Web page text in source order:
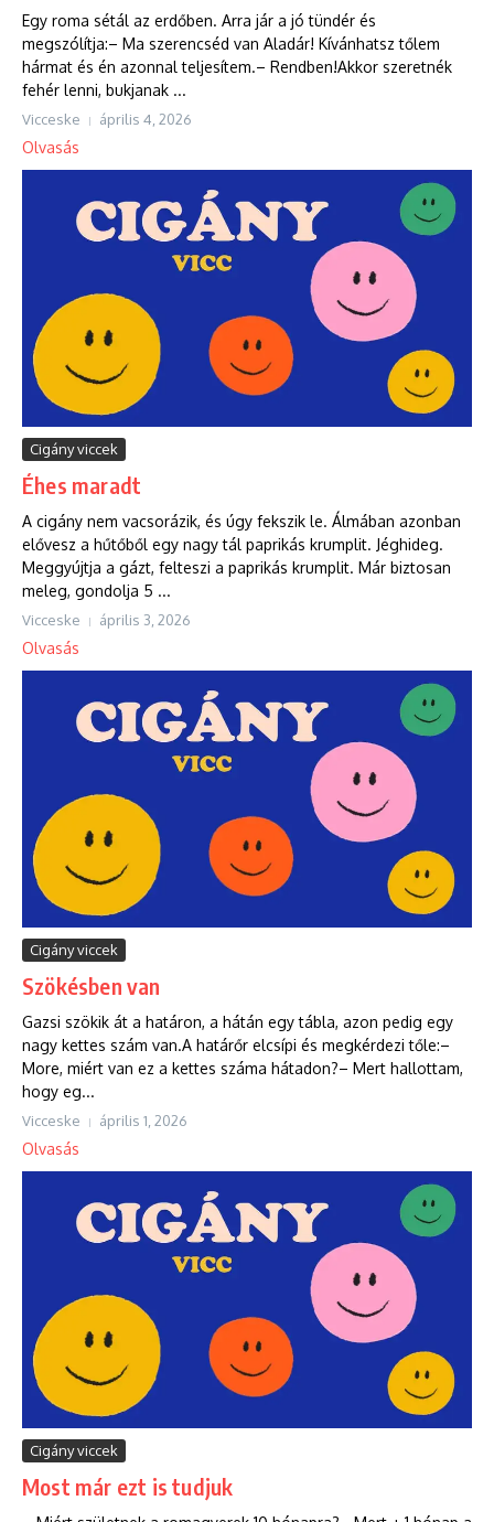
Egy roma sétál az erdőben. Arra jár a jó tündér és
megszólítja:– Ma szerencséd van Aladár! Kívánhatsz tőlem
hármat és én azonnal teljesítem.– Rendben!Akkor szeretnék
fehér lenni, bukjanak ...
Vicceske április 4, 2026
Olvasás
Cigány viccek
Éhes maradt
A cigány nem vacsorázik, és úgy fekszik le. Álmában azonban
elővesz a hűtőből egy nagy tál paprikás krumplit. Jéghideg.
Meggyújtja a gázt, felteszi a paprikás krumplit. Már biztosan
meleg, gondolja 5 ...
Vicceske április 3, 2026
Olvasás
Cigány viccek
Szökésben van
Gazsi szökik át a határon, a hátán egy tábla, azon pedig egy
nagy kettes szám van.A határőr elcsípi és megkérdezi tőle:–
More, miért van ez a kettes száma hátadon?– Mert hallottam,
hogy eg...
Vicceske április 1, 2026
Olvasás
Cigány viccek
Most már ezt is tudjuk